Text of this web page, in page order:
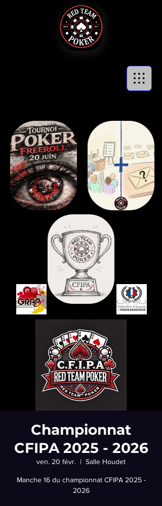
Championnat
CFIPA 2025 - 2026
ven. 20 févr.
  |
Salle Houdet
Manche 16 du championnat CFIPA 2025 -
2026